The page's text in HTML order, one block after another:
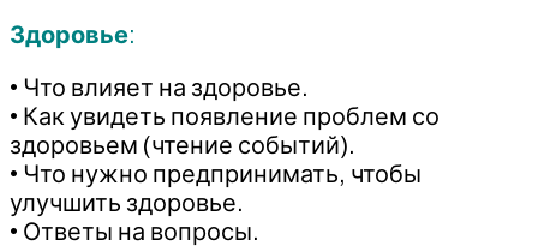
Здоровье:
• Что влияет на здоровье.
• Как увидеть появление проблем со
здоровьем (чтение событий).
• Что нужно предпринимать, чтобы
улучшить здоровье.
• Ответы на вопросы.